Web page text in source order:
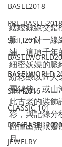
BASEL2018
PRE-BASEL 2018
SIHH2017
BASELWORLD
SIHH2016
CLASSIC 101
PRE-BASEL 2020
JEWELRY
縷縷絲線交錯
脈，一針一線
繡，這項千年
細密妖嬈的脈
紛彩線以匠人
團錦簇、或山
此古老的裝飾
彩，與記錄分
碰撞出無限靈
月。